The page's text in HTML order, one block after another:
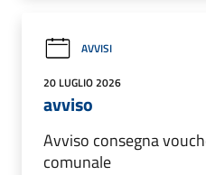
AVVISI
20 LUGLIO 2026
avviso
Avviso consegna
comunale